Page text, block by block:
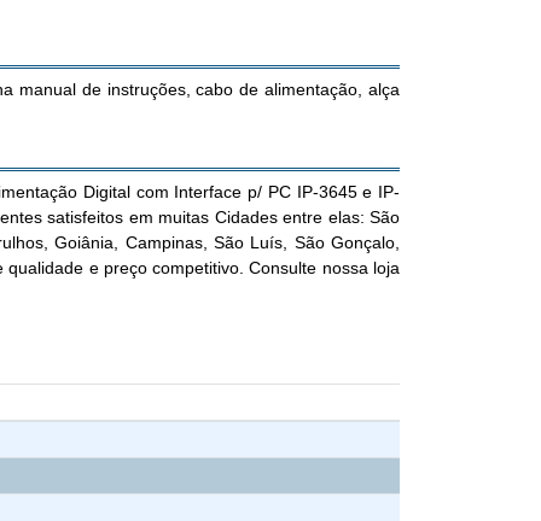
manual de instruções, cabo de alimentação, alça
Digital com Interface p/ PC IP-3645 e IP-
satisfeitos em muitas Cidades entre elas: São
Goiânia, Campinas, São Luís, São Gonçalo,
e preço competitivo. Consulte nossa loja